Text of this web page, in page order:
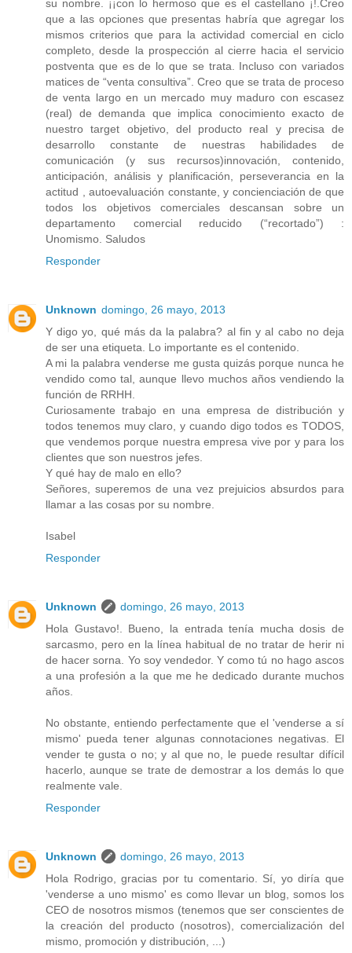
su nombre. ¡¡con lo hermoso que es el castellano ¡!.Creo
que a las opciones que presentas habría que agregar los
mismos criterios que para la actividad comercial en ciclo
completo, desde la prospección al cierre hacia el servicio
postventa que es de lo que se trata. Incluso con variados
matices de “venta consultiva”. Creo que se trata de proceso
de venta largo en un mercado muy maduro con escasez
(real) de demanda que implica conocimiento exacto de
nuestro target objetivo, del producto real y precisa de
desarrollo constante de nuestras habilidades de
comunicación (y sus recursos)innovación, contenido,
anticipación, análisis y planificación, perseverancia en la
actitud , autoevaluación constante, y concienciación de que
todos los objetivos comerciales descansan sobre un
departamento comercial reducido (“recortado”) :
Unomismo. Saludos
Responder
Unknown domingo, 26 mayo, 2013
Y digo yo, qué más da la palabra? al fin y al cabo no deja
de ser una etiqueta. Lo importante es el contenido.
A mi la palabra venderse me gusta quizás porque nunca he
vendido como tal, aunque llevo muchos años vendiendo la
función de RRHH.
Curiosamente trabajo en una empresa de distribución y
todos tenemos muy claro, y cuando digo todos es TODOS,
que vendemos porque nuestra empresa vive por y para los
clientes que son nuestros jefes.
Y qué hay de malo en ello?
Señores, superemos de una vez prejuicios absurdos para
llamar a las cosas por su nombre.
Isabel
Responder
Unknown
domingo, 26 mayo, 2013
Hola Gustavo!. Bueno, la entrada tenía mucha dosis de
sarcasmo, pero en la línea habitual de no tratar de herir ni
de hacer sorna. Yo soy vendedor. Y como tú no hago ascos
a una profesión a la que me he dedicado durante muchos
años.
No obstante, entiendo perfectamente que el 'venderse a sí
mismo' pueda tener algunas connotaciones negativas. El
vender te gusta o no; y al que no, le puede resultar difícil
hacerlo, aunque se trate de demostrar a los demás lo que
realmente vale.
Responder
Unknown
domingo, 26 mayo, 2013
Hola Rodrigo, gracias por tu comentario. Sí, yo diría que
'venderse a uno mismo' es como llevar un blog, somos los
CEO de nosotros mismos (tenemos que ser conscientes de
la creación del producto (nosotros), comercialización del
mismo, promoción y distribución, ...)